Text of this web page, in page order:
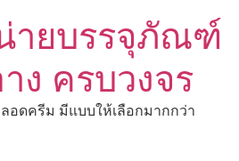
ายบรรจุภัณฑ์
ง ครบวงจร
อดครีม มีแบบให้เลือกมากกว่า